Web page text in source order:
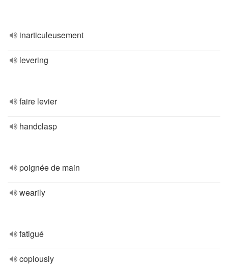
inarticuleusement
levering
faire levier
handclasp
poignée de main
wearily
fatigué
copiously